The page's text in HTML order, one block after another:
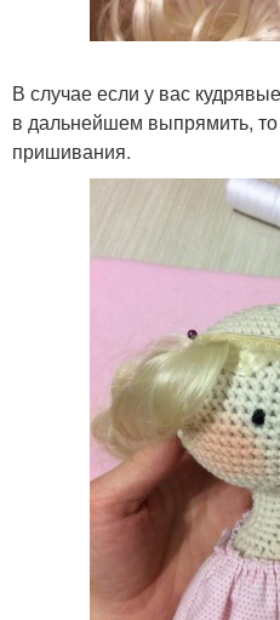
В случае если у вас
в дальнейшем выпрямить, то
пришивания.